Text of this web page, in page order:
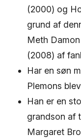
(2000) og
grund af
Meth
(2008) af
Har en søn
Plemons
Han er en
grandson af
Margaret